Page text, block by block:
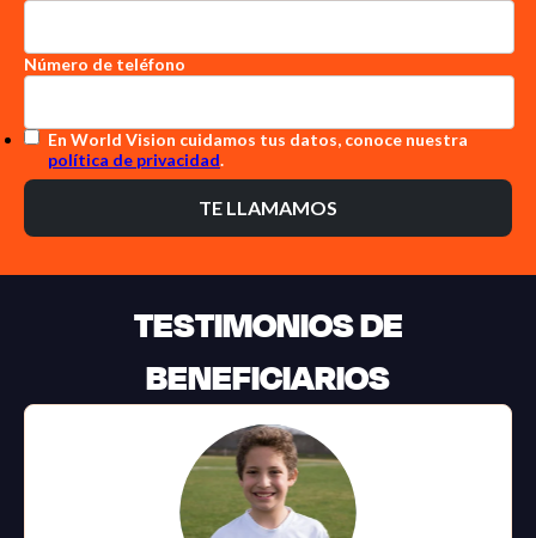
Número de teléfono
En World Vision cuidamos tus datos, conoce nuestra
política de privacidad.
TESTIMONIOS DE
BENEFICIARIOS